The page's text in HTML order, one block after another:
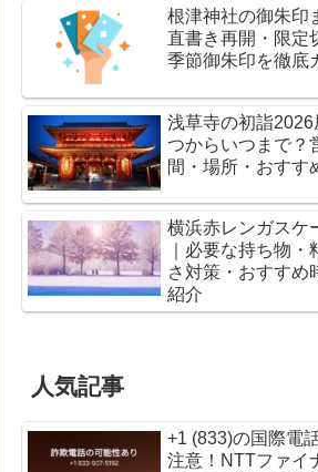
根津神社の御朱印
直書き再開・限定
季節御朱印を徹底
浅草寺の初詣2026
つからいつまで？
間・場所・おすす
横浜赤レンガスケ
｜必要な持ち物・
さ対策・おすすめ
紹介
人気記事
+1 (833)の国際電
注意！NTTファイ